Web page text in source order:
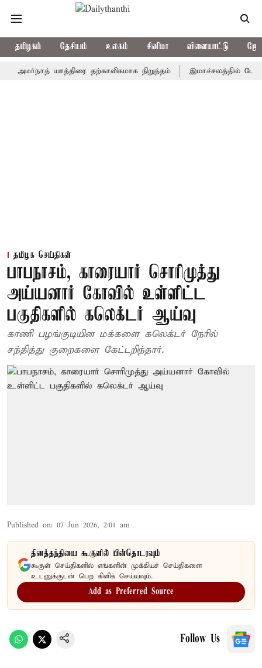
தமிழகம் தேசியம் உலகம் சினிமா விளையாட்டு
யாத்திரை தற்காலிகமாக நிறுத்தம் இமாச்சலத்தில் பேருந்து
தமிழக செய்திகள்
பாபநாசம், காரையார் சொரிமுத்து
அய்யனார் கோவில் உள்ளிட்ட
பகுதிகளில் கலெக்டர் ஆய்வு
காணி பழங்குடியின மக்களை கலெக்டர் நேரில்
சந்தித்து குறைகளை கேட்டறிந்தார்.
Published on: 07 Jun 2026, 2:01 am
தினத்தந்தியை கூகுளில் பின்தொடரவும்
கூகுள் செய்திகளில் எங்களின் முக்கியச் செய்திகளை
உடனுக்குடன் பெற கிளிக் செய்யவும்.
Add as Preferred Source
Follow Us